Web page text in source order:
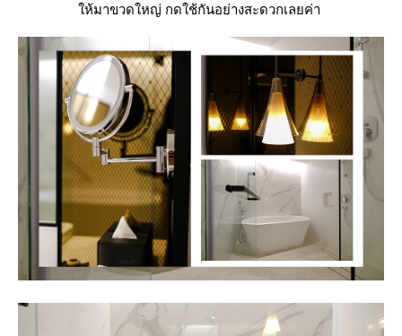
ห้มาขวดใหญ่ กดใช้กันอย่างสะดวกเลยค่า